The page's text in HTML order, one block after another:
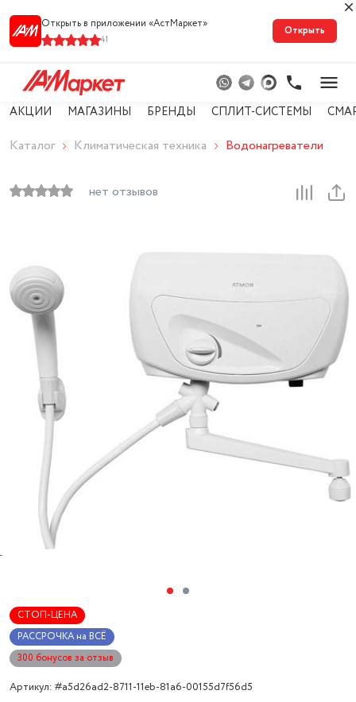
Открыть в приложении «АстМарке‪т‬»
41
Открыть
АКЦИИ МАГАЗИНЫ БРЕНДЫ СПЛИТ-СИСТЕМЫ
Каталог Климатическая техника Водонагреватели
нет отзывов
СТОП-ЦЕНА
РАССРОЧКА на ВСЁ
300 бонусов за отзыв
Артикул: #a5d26ad2-8711-11eb-81a6-00155d7f56d5